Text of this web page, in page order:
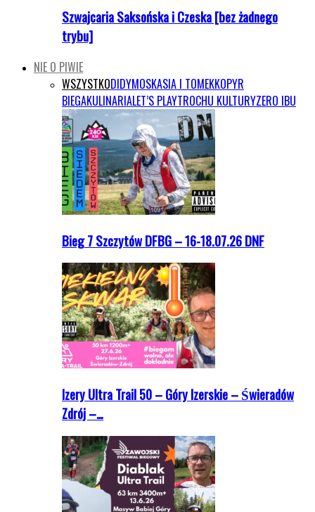
Szwajcaria Saksońska i Czeska [bez żadnego
trybu]
NIE O PIWIE
WSZYSTKODIDYMOSKASIA I TOMEKKOPYR
BIEGAKULINARIALET’S PLAYTROCHU KULTURYZERO IBU
Bieg 7 Szczytów DFBG – 16-18.07.26 DNF
Izery Ultra Trail 50 – Góry Izerskie – Świeradów
Zdrój –…